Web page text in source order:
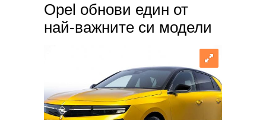
Opel обнови един от
най-важните си модели